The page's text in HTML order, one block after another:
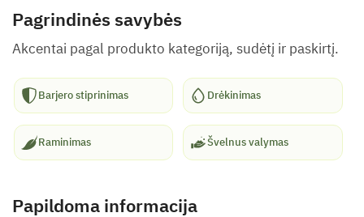
Pagrindinės savybės
Akcentai pagal produkto kategoriją, sudėtį ir paskirtį.
Barjero stiprinimas Drėkinimas
Raminimas Švelnus valymas
Papildoma informacija